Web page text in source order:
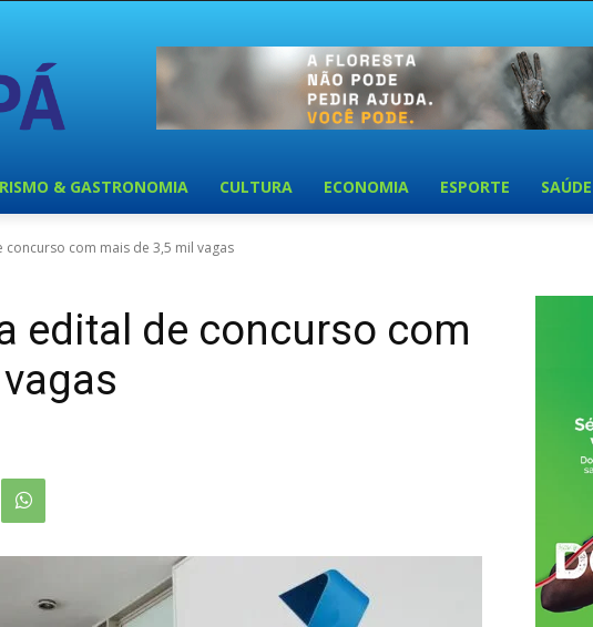
& GASTRONOMIA CULTURA ECONOMIA ESPORTE SAÚDE
com mais de 3,5 mil vagas
edital de concurso com